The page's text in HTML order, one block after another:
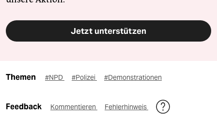
Jetzt unterstützen
Themen #NPD #Polizei #Demonstrationen
Feedback Kommentieren Fehlerhinweis